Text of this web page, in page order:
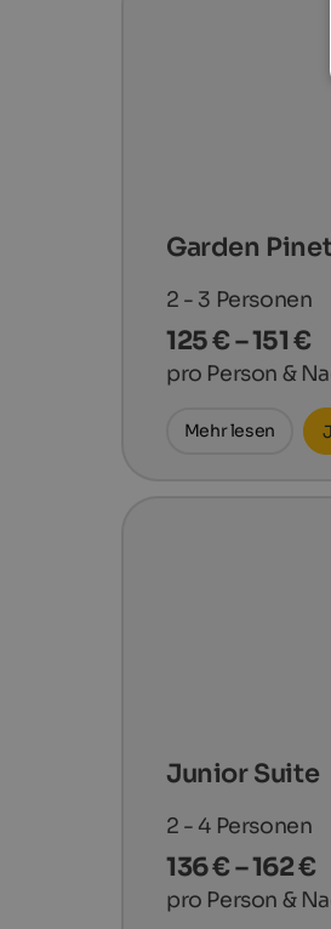
Garden
2 - 3 Personen
125 € – 151 €
pro Person &
Mehr lesen
Junior Suite
2 - 4 Personen
136 € – 162 €
pro Person &